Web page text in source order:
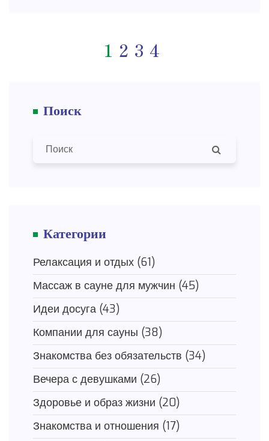
1 2 3 4
Поиск
Категории
Релаксация и отдых (61)
Массаж в сауне для мужчин (45)
Идеи досуга (43)
Компании для сауны (38)
Знакомства без обязательств (34)
Вечера с девушками (26)
Здоровье и образ жизни (20)
Знакомства и отношения (17)